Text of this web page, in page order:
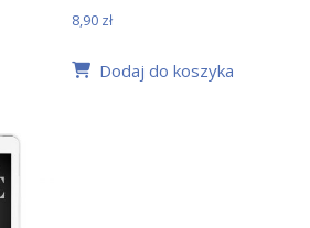
8,90 zł
Dodaj do koszyka